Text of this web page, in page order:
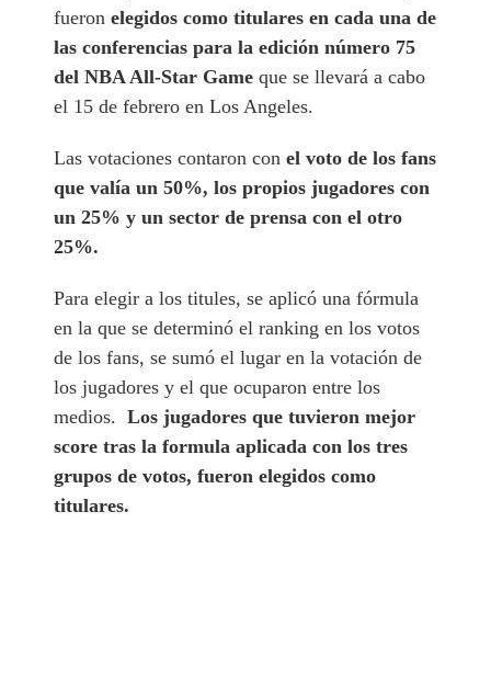
fueronelegidos como titulares en cada una de
las conferencias para la edición número 75
del NBA All-Star Game que se llevará a cabo
el 15 de febrero en Los Angeles.
Las votaciones contaron conel voto de los fans
que valía un 50%, los propios jugadores con
un 25% y un sector de prensa con el otro
25%.
Para elegir a los titules, se aplicó una fórmula
en la que se determinó el ranking en los votos
de los fans, se sumó el lugar en la votación de
los jugadores y el que ocuparon entre los
medios.Los jugadores que tuvieron mejor
score tras la formula aplicada con los tres
grupos de votos, fueron elegidos como
titulares.